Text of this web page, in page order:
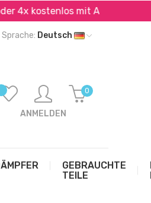
kostenlos mit Alma und
Sprache: Deutsch
ANMELDEN
0
GEBRAUCHTE
TEILE